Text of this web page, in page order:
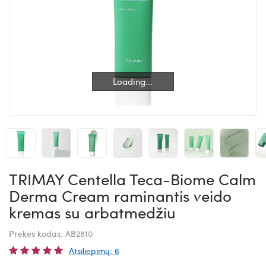
Loading...
Loading...
TRIMAY Centella Teca-Biome Calm
Derma Cream raminantis veido
kremas su arbatmedžiu
Prekės kodas: AB2810
Atsiliepimų: 6